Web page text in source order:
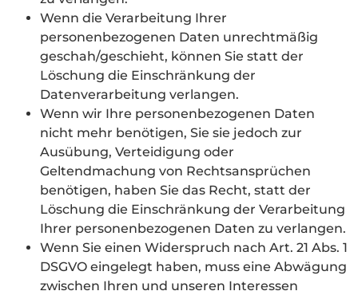
Wenn die Verarbeitung Ihrer
personenbezogenen Daten unrechtmäßig
geschah/geschieht, können Sie statt der
Löschung die Einschränkung der
Datenverarbeitung verlangen.
Wenn wir Ihre personenbezogenen Daten
nicht mehr benötigen, Sie sie jedoch zur
Ausübung, Verteidigung oder
Geltendmachung von Rechtsansprüchen
benötigen, haben Sie das Recht, statt der
Löschung die Einschränkung der Verarbeitung
Ihrer personenbezogenen Daten zu verlangen.
Wenn Sie einen Widerspruch nach Art. 21 Abs. 1
DSGVO eingelegt haben, muss eine Abwägung
zwischen Ihren und unseren Interessen